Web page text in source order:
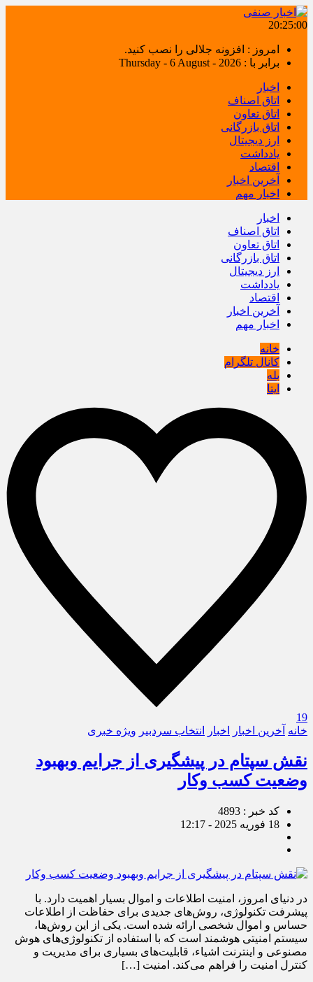
20:25:01
امروز : افزونه جلالی را نصب کنید.
برابر با : Thursday - 6 August - 2026
اخبار
اتاق اصناف
اتاق تعاون
اتاق بازرگانی
ارز دیجیتال
یادداشت
اقتصاد
آخرین اخبار
اخبار مهم
اخبار
اتاق اصناف
اتاق تعاون
اتاق بازرگانی
ارز دیجیتال
یادداشت
اقتصاد
آخرین اخبار
اخبار مهم
خانه
کانال تلگرام
بله
ایتا
19
خانه آخرین اخبار اخبار انتخاب سردبیر ویژه خبری
نقش سپتام در پیشگیری از جرایم وبهبود
وضعیت کسب وکار
کد خبر : 4893
18 فوریه 2025 - 12:17
در دنیای امروز، امنیت اطلاعات و اموال بسیار اهمیت دارد. با
پیشرفت تکنولوژی، روش‌های جدیدی برای حفاظت از اطلاعات
حساس و اموال شخصی ارائه شده است. یکی از این روش‌ها،
سیستم امنیتی هوشمند است که با استفاده از تکنولوژی‌های هوش
مصنوعی و اینترنت اشیاء، قابلیت‌های بسیاری برای مدیریت و
کنترل امنیت را فراهم می‌کند. امنیت […]